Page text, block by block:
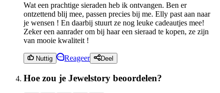
Wat een prachtige sieraden heb ik ontvangen. Ben er
ontzettend blij mee, passen precies bij me. Elly past aan naar
je wensen ! En daarbij stuurt ze nog leuke cadeautjes mee!
Zeker een aanrader om bij haar een sieraad te kopen, ze zijn
van mooie kwaliteit !
Nuttig Reageer Deel
Hoe zou je Jewelstory beoordelen?